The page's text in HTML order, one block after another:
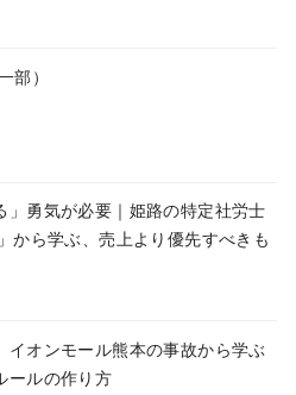
部）
勇気が必要｜姫路の特定社労士
から学ぶ、売上より優先すべきも
オンモール熊本の事故から学ぶ
ールの作り方